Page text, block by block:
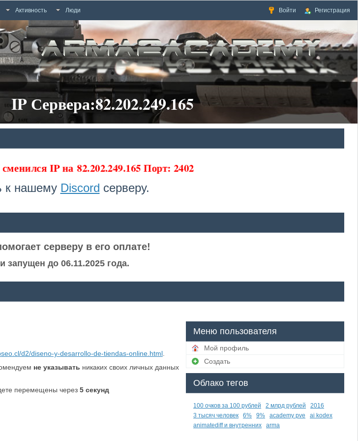
Активность Люди Войти Регистрация
IP Сервера:82.202.249.165
IP на82.202.249.165 Порт: 2402
к нашему Discord серверу.
серверу в его оплате!
запущен до 06.11.2025 года.
d2/diseno-y-desarrollo-de-tiendas-online.html.
не указывать никаких своих личных данных
перемещены через 5секунд
Меню пользователя
Мой профиль
Создать
Облако тегов
100 очков за 100 рублей 2 млрд рублей
2016
3 тысяч человек
6% 9% academy pve
ai kodex
animatediff и внутренних
arma